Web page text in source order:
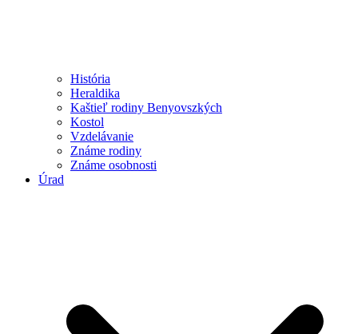
História
Heraldika
Kaštieľ rodiny Benyovszkých
Kostol
Vzdelávanie
Známe rodiny
Známe osobnosti
Úrad